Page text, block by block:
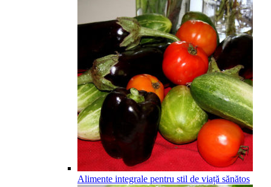
Alimente integrale pentru stil de viață sănătos